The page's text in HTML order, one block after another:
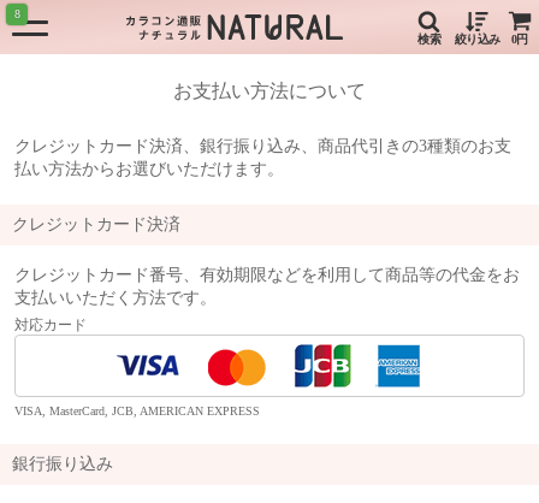
検索 絞り込み 0円
8
お支払い方法について
クレジットカード決済、銀行振り込み、 商品代引きの3種類のお支
払い方法からお選びいただけます。
クレジットカード決済
クレジットカード番号、有効期限などを利用して商品等の代金をお
支払いいただく方法です。
対応カード
VISA, MasterCard, JCB, AMERICAN EXPRESS
銀行振り込み